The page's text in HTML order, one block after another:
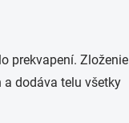
prekvapení. Zloženie
dodáva telu všetky